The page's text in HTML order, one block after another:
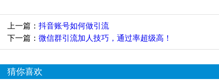
上一篇： 抖音账号如何做引流
下一篇： 微信群引流加人技巧，通过率超级高！
猜你喜欢